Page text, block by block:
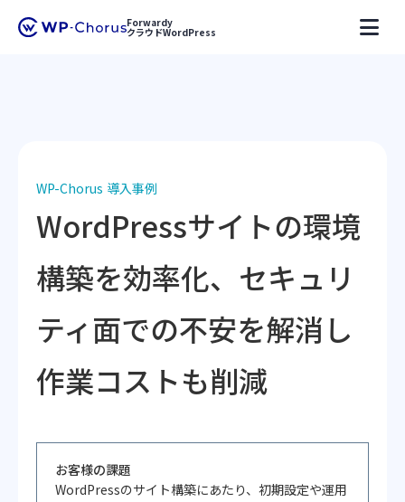
Forwardy
クラウドWordPress
WP-Chorus 導入事例
WordPressサイトの環境
構築を効率化、セキュリ
ティ面での不安を解消し
作業コストも削減
お客様の課題
WordPressのサイト構築にあたり、初期設定や運用